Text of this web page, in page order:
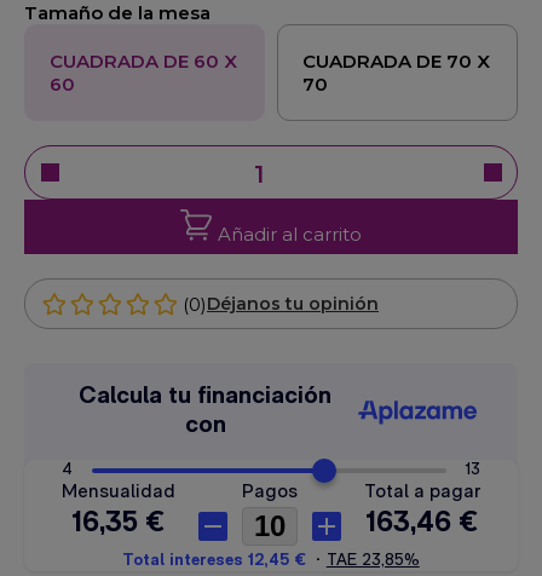
Tamaño de la mesa
CUADRADA DE 60 X
60
CUADRADA DE 70 X
70
Añadir al carrito
(0)Déjanos tu opinión